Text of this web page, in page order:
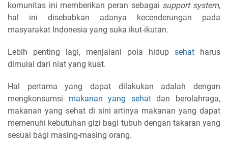
komunitas ini memberikan peran sebagai support system,
hal ini disebabkan adanya kecenderungan pada
masyarakat Indonesia yang suka ikut-ikutan.
Lebih penting lagi, menjalani pola hidup sehat harus
dimulai dari niat yang kuat.
Hal pertama yang dapat dilakukan adalah dengan
mengkonsumsi makanan yang sehatdan berolahraga,
makanan yang sehat di sini artinya makanan yang dapat
memenuhi kebutuhan gizi bagi tubuh dengan takaran yang
sesuai bagi masing-masing orang.